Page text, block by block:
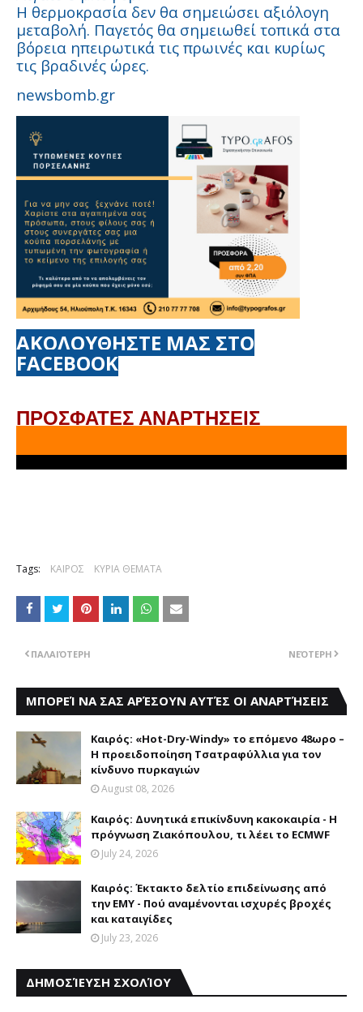
Η θερμοκρασία δεν θα σημειώσει αξιόλογη
μεταβολή. Παγετός θα σημειωθεί τοπικά στα
βόρεια ηπειρωτικά τις πρωινές και κυρίως
τις βραδινές ώρες.
newsbomb.gr
ΑΚΟΛΟΥΘΗΣΤΕ ΜΑΣ ΣΤΟ
FACEBOOK
ΠΡΟΣΦΑΤΕΣ ΑΝΑΡΤΗΣΕΙΣ
Tags: ΚΑΙΡΟΣ ΚΥΡΙΑ ΘΕΜΑΤΑ
ΝΕΌΤΕΡΗ
ΠΑΛΑΙΌΤΕΡΗ
ΜΠΟΡΕΊ ΝΑ ΣΑΣ ΑΡΈΣΟΥΝ ΑΥΤΈΣ ΟΙ ΑΝΑΡΤΉΣΕΙΣ
Καιρός: «Hot-Dry-Windy» το επόμενο 48ωρο –
Η προειδοποίηση Τσατραφύλλια για τον
κίνδυνο πυρκαγιών
August 08, 2026
Καιρός: Δυνητικά επικίνδυνη κακοκαιρία - Η
πρόγνωση Ζιακόπουλου, τι λέει το ECMWF
July 24, 2026
Καιρός: Έκτακτο δελτίο επιδείνωσης από
την EMY - Πού αναμένονται ισχυρές βροχές
και καταιγίδες
July 23, 2026
ΔΗΜΟΣΊΕΥΣΗ ΣΧΟΛΊΟΥ